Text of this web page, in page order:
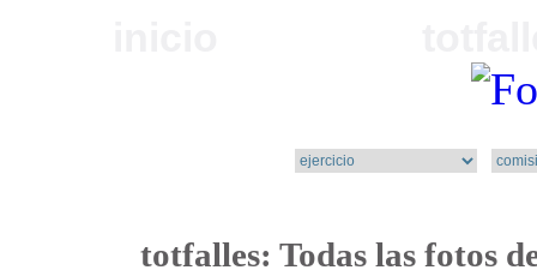
totfalles: Todas las fotos